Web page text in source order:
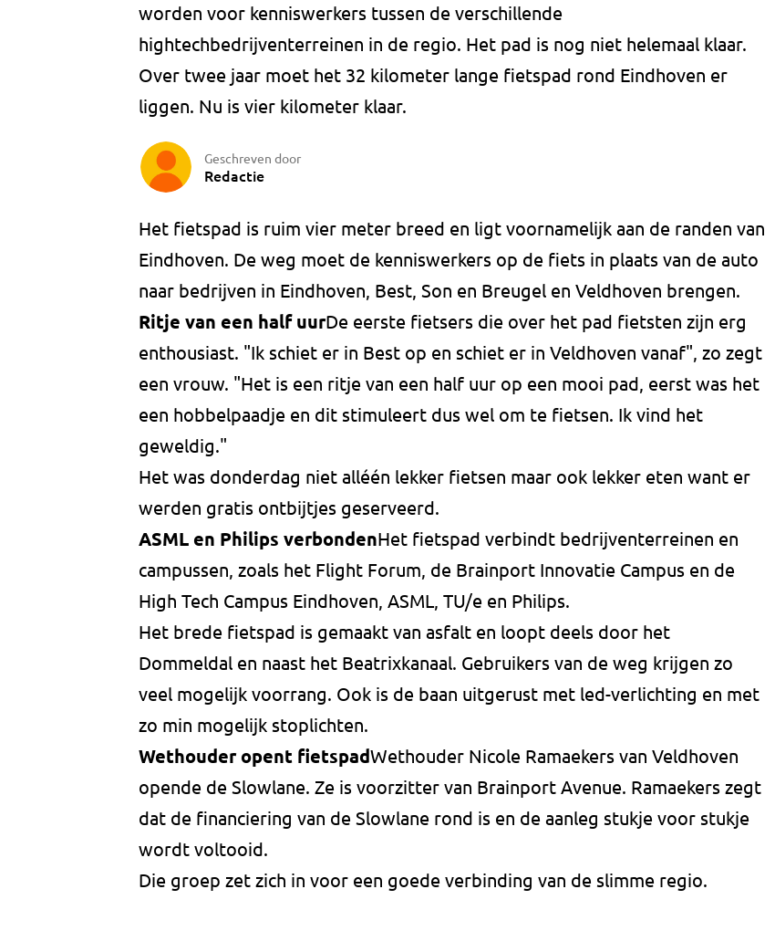
worden voor kenniswerkers tussen de verschillende
hightechbedrijventerreinen in de regio. Het pad is nog niet helemaal klaar.
Over twee jaar moet het 32 kilometer lange fietspad rond Eindhoven er
liggen. Nu is vier kilometer klaar.
Geschreven door
Redactie
Het fietspad is ruim vier meter breed en ligt voornamelijk aan de randen van
Eindhoven. De weg moet de kenniswerkers op de fiets in plaats van de auto
naar bedrijven in Eindhoven, Best, Son en Breugel en Veldhoven brengen.
Ritje van een half uurDe eerste fietsers die over het pad fietsten zijn erg
enthousiast. "Ik schiet er in Best op en schiet er in Veldhoven vanaf", zo zegt
een vrouw. "Het is een ritje van een half uur op een mooi pad, eerst was het
een hobbelpaadje en dit stimuleert dus wel om te fietsen. Ik vind het
geweldig."
Het was donderdag niet alléén lekker fietsen maar ook lekker eten want er
werden gratis ontbijtjes geserveerd.
ASML en Philips verbondenHet fietspad verbindt bedrijventerreinen en
campussen, zoals het Flight Forum, de Brainport Innovatie Campus en de
High Tech Campus Eindhoven, ASML, TU/e en Philips.
Het brede fietspad is gemaakt van asfalt en loopt deels door het
Dommeldal en naast het Beatrixkanaal. Gebruikers van de weg krijgen zo
veel mogelijk voorrang. Ook is de baan uitgerust met led-verlichting en met
zo min mogelijk stoplichten.
Wethouder opent fietspadWethouder Nicole Ramaekers van Veldhoven
opende de Slowlane. Ze is voorzitter van Brainport Avenue. Ramaekers zegt
dat de financiering van de Slowlane rond is en de aanleg stukje voor stukje
wordt voltooid.
Die groep zet zich in voor een goede verbinding van de slimme regio.